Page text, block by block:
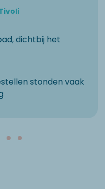
dichtbij het
stonden vaak